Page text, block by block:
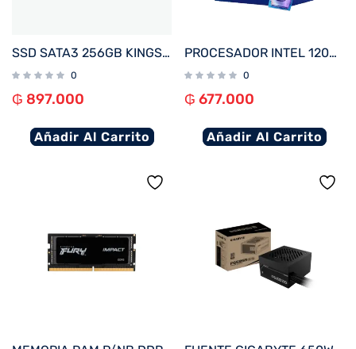
SSD SATA3 256GB KINGSTON SKC600/256G 550/500
0
₲ 897.000
Añadir Al Carrito
PROCESADOR INTEL 1200 CORE I3-10100F 3.6GHZ/6MB C/ COOL BX8070110100F
0
₲ 677.000
Añadir Al Carrito